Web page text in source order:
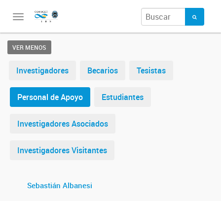
Toggle
VER MENOS
Investigadores Becarios Tesistas
Personal de Apoyo Estudiantes
Investigadores Asociados
Investigadores Visitantes
Sebastián Albanesi